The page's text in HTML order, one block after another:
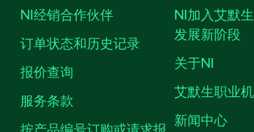
NI经销合作伙伴
订单状态和历史记录
报价查询
服务条款
按产品编号订购或请求报
NI加入艾默
发展新阶段
关于NI
艾默生职业
新闻中心